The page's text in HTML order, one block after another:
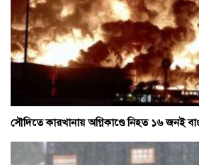
সৌদিতে কারখানায় অগ্নিকাণ্ডে নিহত ১৬ জনই